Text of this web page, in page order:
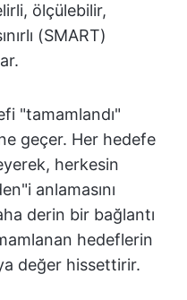
ölçülebilir,
(SMART)
"tamamlandı"
geçer. Her hedefe
herkesin
anlamasını
derin bir bağlantı
hedeflerin
değer hissettirir.